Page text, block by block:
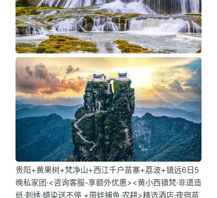
贵阳+黄果树+梵净山+西江千户苗寨+荔波+镇远6日5
晚私家团·<咨询客服-享额外优惠><黄小西镇梵·非遗造
纸·刺绣·蜡染送不停 +带娃捕鱼·农耕>精选酒店·夜宿苗